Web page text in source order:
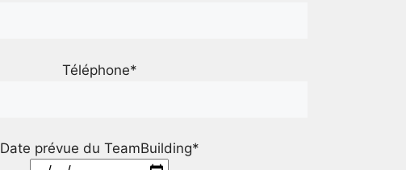
Téléphone*
Date prévue du TeamBuilding*